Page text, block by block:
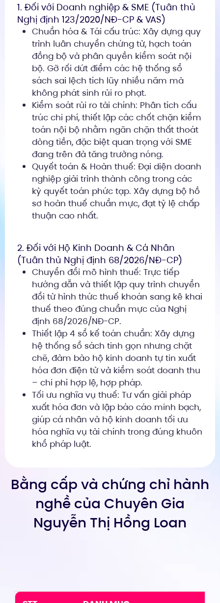
1. Đối với Doanh nghiệp & SME (Tuân thủ
Nghị định 123/2020/NĐ-CP & VAS)
Chuẩn hóa & Tái cấu trúc: Xây dựng quy
trình luân chuyển chứng từ, hạch toán
đồng bộ và phân quyền kiểm soát nội
bộ. Gỡ rối dứt điểm các hệ thống sổ
sách sai lệch tích lũy nhiều năm mà
không phát sinh rủi ro phạt.
Kiểm soát rủi ro tài chính: Phân tích cấu
trúc chi phí, thiết lập các chốt chặn kiểm
toán nội bộ nhằm ngăn chặn thất thoát
dòng tiền, đặc biệt quan trọng với SME
đang trên đà tăng trưởng nóng.
Quyết toán & Hoàn thuế: Đại diện doanh
nghiệp giải trình thành công trong các
kỳ quyết toán phức tạp. Xây dựng bộ hồ
sơ hoàn thuế chuẩn mực, đạt tỷ lệ chấp
thuận cao nhất.
2. Đối với Hộ Kinh Doanh & Cá Nhân
(Tuân thủ Nghị định 68/2026/NĐ-CP)
Chuyển đổi mô hình thuế: Trực tiếp
hướng dẫn và thiết lập quy trình chuyển
đổi từ hình thức thuế khoán sang kê khai
thuế theo đúng chuẩn mực của Nghị
định 68/2026/NĐ-CP.
Thiết lập 4 sổ kế toán chuẩn: Xây dựng
hệ thống sổ sách tinh gọn nhưng chặt
chẽ, đảm bảo hộ kinh doanh tự tin xuất
hóa đơn điện tử và kiểm soát doanh thu
– chi phí hợp lệ, hợp pháp.
Tối ưu nghĩa vụ thuế: Tư vấn giải pháp
xuất hóa đơn và lập báo cáo minh bạch,
giúp cá nhân và hộ kinh doanh tối ưu
hóa nghĩa vụ tài chính trong đúng khuôn
khổ pháp luật.
Bằng cấp và chứng chỉ hành
nghề của Chuyên Gia
Nguyễn Thị Hồng Loan